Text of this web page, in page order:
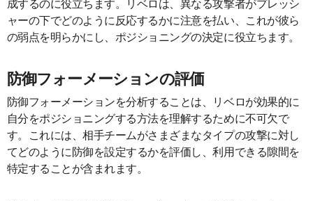
成するのに役立ちます。リベロは、異なる攻撃者がプレッシ
ャーの下でどのように反応するかに注意を払い、これが彼ら
の弱点を明らかにし、ポジショニングの決定に役立ちます。
防御フォーメーションの評価
防御フォーメーションを分析することは、リベロが効果的に
自分をポジショニングする方法を理解するために不可欠で
す。これには、相手チームがさまざまなタイプの攻撃に対し
てどのように防御を設定するかを評価し、利用できる隙間を
特定することが含まれます。